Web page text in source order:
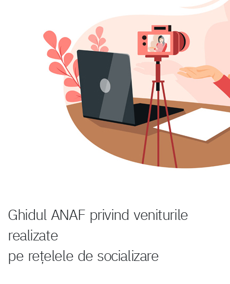
Ghidul ANAF privind veniturile
realizate
pe rețelele de socializare